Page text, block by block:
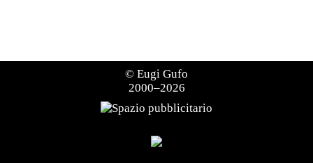
© Eugi Gufo
2000–2026